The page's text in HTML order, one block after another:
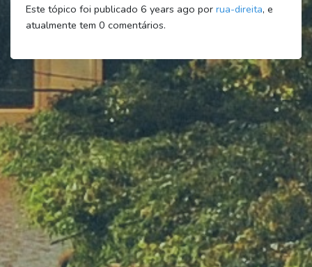
Este tópico foi publicado 6 years ago por rua-direita, e
atualmente tem 0 comentários.